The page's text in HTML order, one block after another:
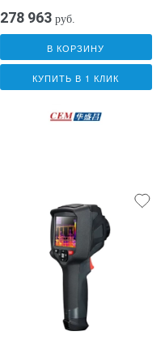
278 963 руб.
В КОРЗИНУ
КУПИТЬ В 1 КЛИК